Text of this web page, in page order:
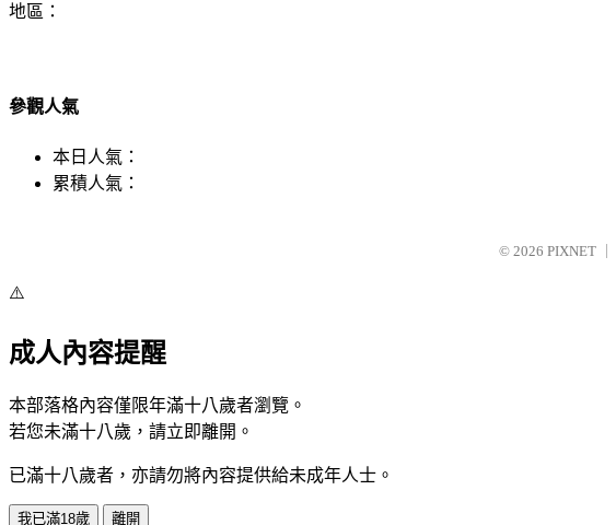
地區：
參觀人氣
本日人氣：
累積人氣：
© 2026 PIXNET
⚠️
成人內容提醒
本部落格內容僅限年滿十八歲者瀏覽。
若您未滿十八歲，請立即離開。
已滿十八歲者，亦請勿將內容提供給未成年人士。
我已滿18歲 離開